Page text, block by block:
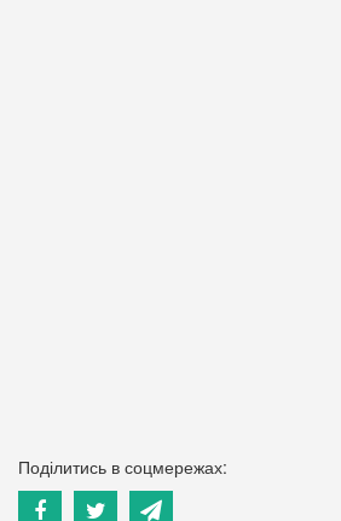
Поділитись в соцмережах: